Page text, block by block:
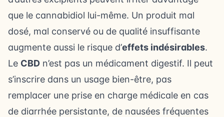
que le cannabidiol lui-même. Un produit mal
dosé, mal conservé ou de qualité insuffisante
augmente aussi le risque d’effets indésirables.
Le CBD n’est pas un médicament digestif. Il peut
s’inscrire dans un usage bien-être, pas
remplacer une prise en charge médicale en cas
de diarrhée persistante, de nausées fréquentes